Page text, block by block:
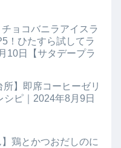
チョコバニラアイスラ
！ひたすら試してラ
10日【サタデープラ
所】即席コーヒーゼリ
シピ｜2024年8月9日
】鶏とかつおだしのに